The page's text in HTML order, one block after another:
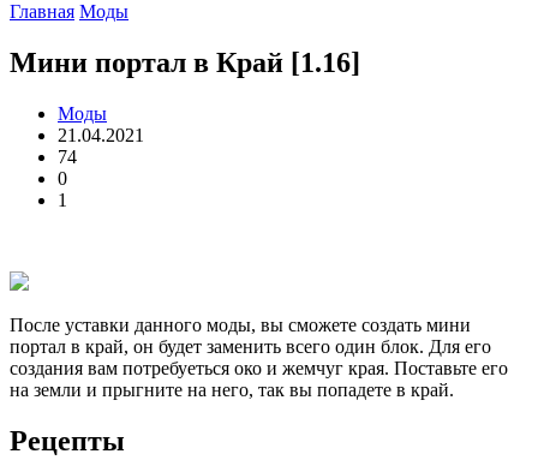
Главная Моды
Мини портал в Край [1.16]
Моды
21.04.2021
74
0
1
После уставки данного моды, вы сможете создать мини
портал в край, он будет заменить всего один блок. Для его
создания вам потребуеться око и жемчуг края. Поставьте его
на земли и прыгните на него, так вы попадете в край.
Рецепты